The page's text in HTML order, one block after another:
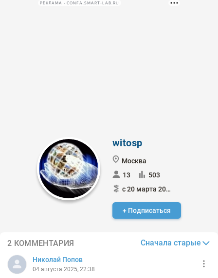
РЕКЛАМА • CONFA.SMART-LAB.RU
witosp
Москва
13
503
с 20 марта 2024
+ Подписаться
2 КОММЕНТАРИЯ Сначала старые
Николай Попов
04 августа 2025, 22:38